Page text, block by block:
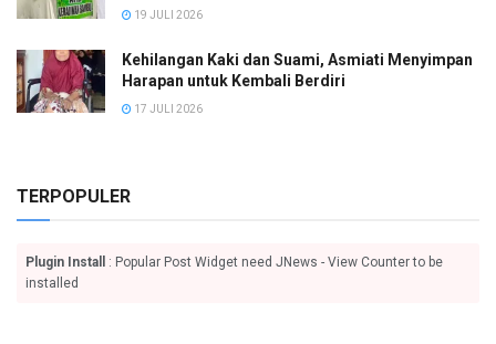
19 JULI 2026
Kehilangan Kaki dan Suami, Asmiati Menyimpan
Harapan untuk Kembali Berdiri
17 JULI 2026
TERPOPULER
Plugin Install
: Popular Post Widget need JNews - View Counter to be
installed